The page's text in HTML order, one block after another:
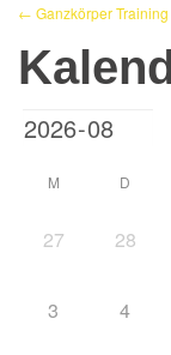
← Ganzkörper Training
M D
27 28
3 4